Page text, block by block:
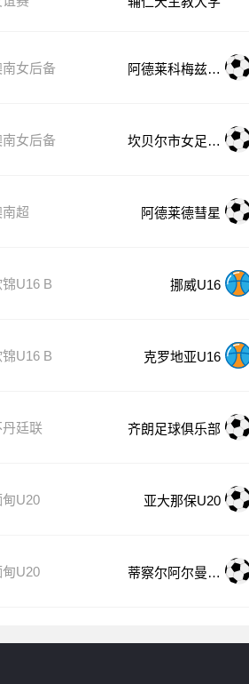
锦U16 B 挪威U16
锦U16 B 克罗地亚U16
丹廷联 齐朗足球俱乐部
甸U20 亚大那保U20
甸U20
蒂察尔阿尔曼U